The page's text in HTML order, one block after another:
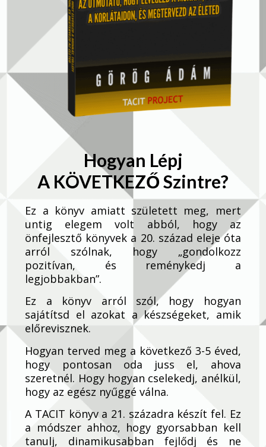
Hogyan Lépj
A KÖVETKEZŐ Szintre?
Ez a könyv amiatt született meg, mert
untig elegem volt abból, hogy az
önfejlesztő könyvek a 20. század eleje óta
arról szólnak, hogy „gondolkozz
pozitívan, és reménykedj a
legjobbakban”.
Ez a könyv arról szól, hogy hogyan
sajátítsd el azokat a készségeket, amik
előrevisznek.
Hogyan terved meg a következő 3-5 éved,
hogy pontosan oda juss el, ahova
szeretnél. Hogy hogyan cselekedj, anélkül,
hogy az egész nyűggé válna.
A TACIT könyv a 21. századra készít fel. Ez
a módszer ahhoz, hogy gyorsabban kell
tanulj, dinamikusabban fejlődj és ne